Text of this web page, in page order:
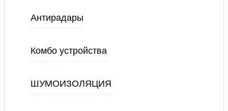
Антирадары
Комбо устройства
ШУМОИЗОЛЯЦИЯ